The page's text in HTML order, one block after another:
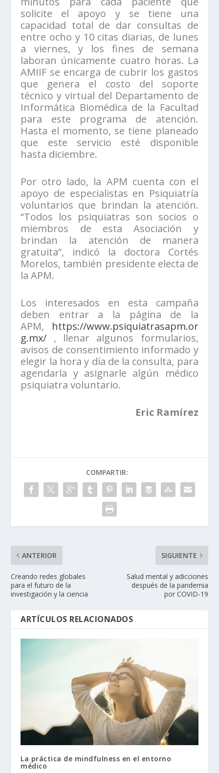
solicite el apoyo y se tiene una
capacidad total de dar consultas de
entre ocho y 10 citas diarias, de lunes
a viernes, y los fines de semana
laboran únicamente cuatro horas. La
AMIIF se encarga de cubrir los gastos
que genera el costo del soporte
técnico y virtual del Departamento de
Informática Biomédica de la Facultad
para este programa de atención.
Hasta el momento, se tiene planeado
que este servicio esté disponible
hasta diciembre.
Por otro lado, la APM cuenta con el
apoyo de especialistas en Psiquiatría
voluntarios que brindan la atención.
“Todos los psiquiatras son socios o
miembros de esta Asociación y
brindan la atención de manera
gratuita”, indicó la doctora Cortés
Morelos, también presidente electa de
la APM.
Los interesados en esta campaña
deben entrar a la página de la
APM, https://www.psiquiatrasapm.or
g.mx/ , llenar algunos formularios,
avisos de consentimiento informado y
elegir la hora y día de la consulta, para
agendarla y asignarle algún médico
psiquiatra voluntario.
Eric Ramírez
COMPARTIR:
ANTERIOR
Creando redes globales
para el futuro de la
investigación y la ciencia
SIGUIENTE
Salud mental y adicciones
después de la pandemia
por COVID-19
ARTÍCULOS RELACIONADOS
La práctica de mindfulness en el entorno
médico